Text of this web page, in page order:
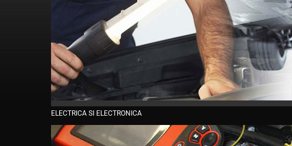
ELECTRICA SI ELECTRONICA